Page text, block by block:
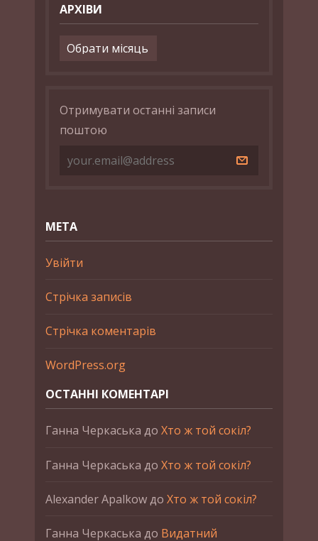
АРХІВИ
Архіви
Отримувати останні записи
поштою
МЕТА
Увійти
Стрічка записів
Стрічка коментарів
WordPress.org
ОСТАННІ КОМЕНТАРІ
Ганна Черкаська до Хто ж той сокіл?
Ганна Черкаська до Хто ж той сокіл?
Alexander Apalkowдо Хто ж той сокіл?
Ганна Черкаська до Видатний